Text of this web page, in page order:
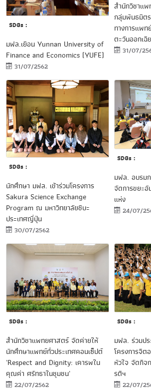
SDGs :
มฟล.เยือน Yunnan University of
Finance and Economics (YUFE)
31/07/2562
สำนักวิชาแ
กลุ่มพันธมิต
ทางการแพท
ตะวันออกเฉี
31/07/
SDGs :
นักศึกษา มฟล. เข้าร่วมโครงการ
Sakura Science Exchange
Program ณ มหาวิทยาลัยชิบะ
ประเทศญี่ปุ่น
30/07/2562
SDGs :
มฟล. อบรมก
จัดการขยะ
แห่ง
24/07/
SDGs :
สำนักวิชาแพทยศาสตร์ จัดค่ายให้
นักศึกษาแพทย์ทั่วประเทศคอนเซ็ปต์
'Respect and Dignity: เคารพใน
คุณค่า ศรัทธาในชุมชน'
22/07/2562
SDGs :
มฟล. ร่วมป
โครงการจิต
หัวใจ จัดกิจ
รติฯ
22/07/